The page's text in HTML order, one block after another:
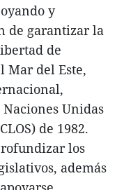
y
de garantizar la
de
Mar del Este,
Unidas
de 1982.
los
además